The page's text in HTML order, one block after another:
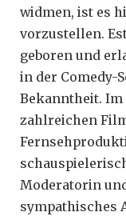
widmen, ist es
vorzustellen.
geboren und
in der Comedy-
Bekanntheit.
zahlreichen
Moderatorin
sympathisches